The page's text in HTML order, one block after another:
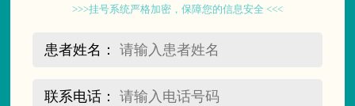
>>>挂号系统严格加密，保障您的信息安全 <<<
患者姓名：
联系电话：